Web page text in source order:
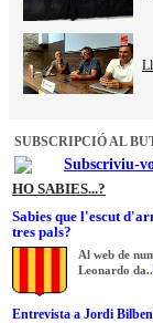
SUBSCRIPCIÓ AL
Subscriviu-
HO SABIES...?
Sabies que l'escut
tres pals?
Al web de
Leonardo
Entrevista a Jordi